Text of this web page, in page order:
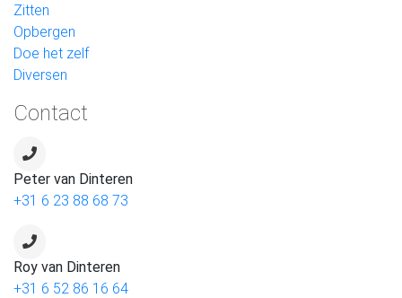
Zitten
Opbergen
Doe het zelf
Diversen
Contact
Peter van Dinteren
+31 6 23 88 68 73
Roy van Dinteren
+31 6 52 86 16 64